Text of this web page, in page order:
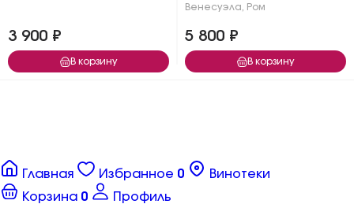
3 900 ₽
В корзину
Венесуэла Ром
5 800 ₽
В корзину
Главная Избранное 0
Винотеки
Корзина 0 Профиль